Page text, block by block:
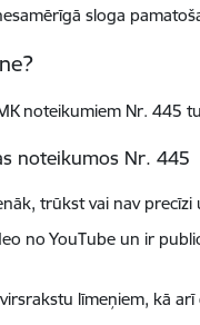
sloga
noteikumiem Nr. 445
noteikumos Nr. 445
trūkst vai nav
no YouTube un ir
līmeņiem, kā